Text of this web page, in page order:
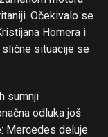
Očekivalo se
Hornera i
slične situacije se
sumnji
odluka još
Mercedes deluje